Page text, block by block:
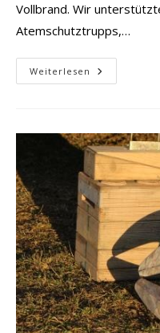
Vollbrand. Wir
Atemschutztrupps,…
Weiterlesen Brand
Scheune